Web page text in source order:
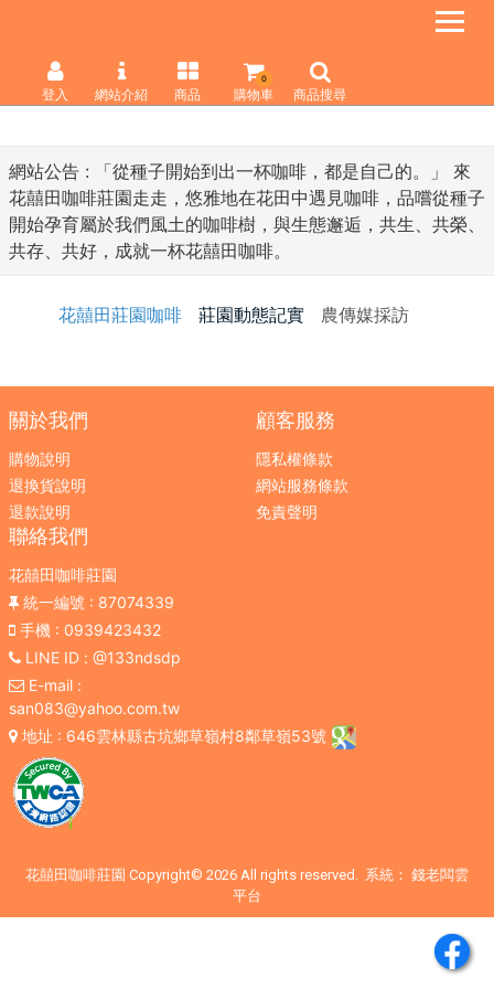
網站公告 :
「從種子開始到出一杯咖啡，都是自己的。」 來
花囍田咖啡莊園走走，悠雅地在花田中遇見咖啡，品嚐從種子
開始孕育屬於我們風土的咖啡樹，與生態邂逅，共生、共榮、
共存、共好，成就一杯花囍田咖啡。
登入 網站介紹 商品 購物車
0
商品搜尋
花囍田莊園咖啡 莊園動態記實 農傳媒採訪
關於我們
購物說明
退換貨說明
退款說明
顧客服務
隱私權條款
網站服務條款
免責聲明
聯絡我們
花囍田咖啡莊園
統一編號 : 87074339
手機 : 0939423432
LINE ID: @133ndsdp
E-mail:
san083@yahoo.com.tw
地址 : 646雲林縣古坑鄉草嶺村8鄰草嶺53號
花囍田咖啡莊園 Copyright© 2026 All rights reserved. 系統： 錢老闆雲
平台